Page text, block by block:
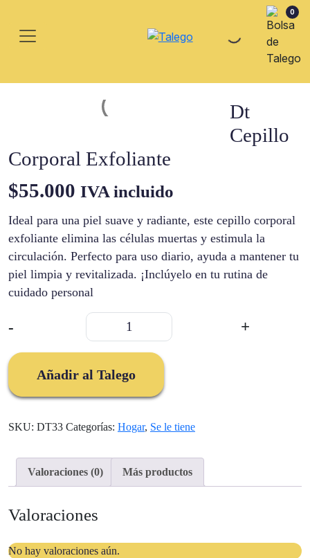
0
Dt
Cepillo
Corporal Exfoliante
$55.000 IVA incluido
Ideal para una piel suave y radiante, este cepillo corporal
exfoliante elimina las células muertas y estimula la
circulación. Perfecto para uso diario, ayuda a mantener tu
piel limpia y revitalizada. ¡Inclúyelo en tu rutina de
cuidado personal
-
Dt
Corporal
cantidad
+
Añadir al Talego
SKU: DT33 Categorías: Hogar, Se le tiene
Valoraciones (0) Más productos
Valoraciones
No hay valoraciones aún.